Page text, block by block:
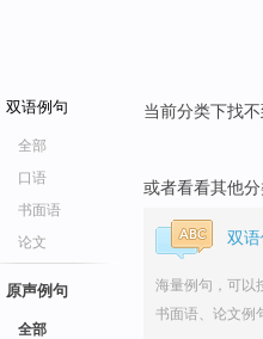
双语例句
全部
口语
书面语
论文
原声例句
全部
当前分类下找
或者看看其他分
双
海量例句，可以
书面语、论文例